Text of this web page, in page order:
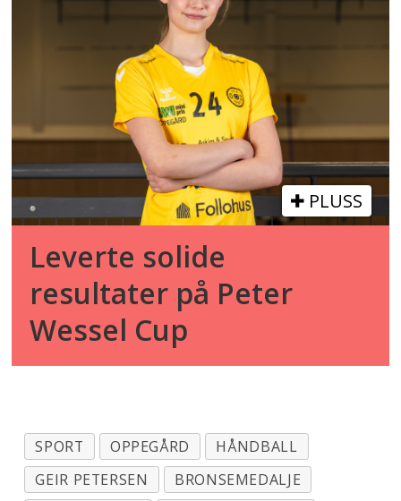
PLUSS
Leverte solide
resultater på Peter
Wessel Cup
SPORT OPPEGÅRD
HÅNDBALL
GEIR PETERSEN
BRONSEMEDALJE